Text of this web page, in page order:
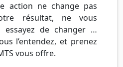
action ne change pas
résultat, ne vous
essayez de changer …
l’entendez, et prenez
vous offre.